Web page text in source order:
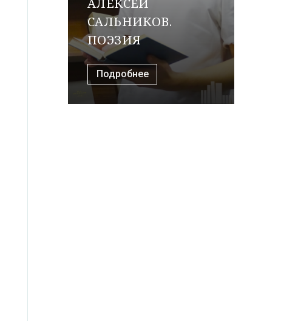
АЛЕКСЕЙ
САЛЬНИКОВ.
ПОЭЗИЯ
Подробнее